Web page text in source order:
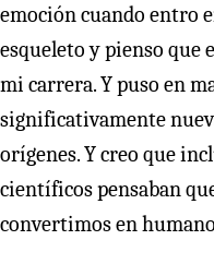
emoción cuando entro
esqueleto y pienso que
mi carrera. Y puso en
significativamente
orígenes. Y creo que
científicos pensaban
convertimos en